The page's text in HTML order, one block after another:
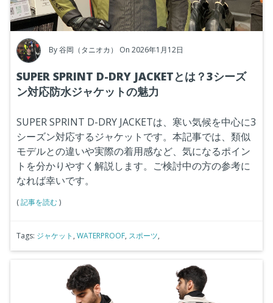
By谷岡（タニオカ） On 2026年1月12日
SUPER SPRINT D-DRY JACKETとは？3シーズ
ン対応防水ジャケットの魅力
SUPER SPRINT D-DRY JACKETは、寒い気候を中心に3
シーズン対応するジャケットです。本記事では、類似
モデルとの違いや実際の着用感など、気になるポイン
トを分かりやすく解説します。ご検討中の方の参考に
なれば幸いです。
(記事を読む)
Tags: ジャケット , WATERPROOF, スポーツ,